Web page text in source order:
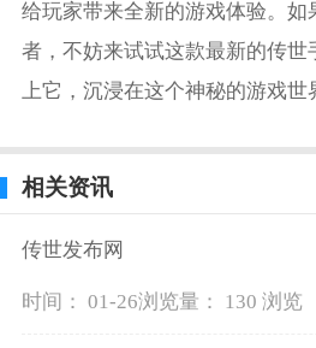
给玩家带来全新的游戏体验。如
者，不妨来试试这款最新的传世
上它，沉浸在这个神秘的游戏世
相关资讯
传世发布网
时间： 01-26浏览量： 130 浏览